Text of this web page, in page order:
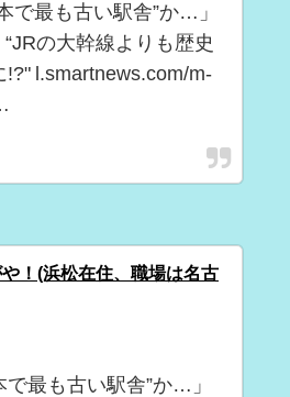
で最も古い駅舎”か…」
の大幹線よりも歴史
!?" l.smartnews.com/m-
！(浜松在住、職場は名古
で最も古い駅舎”か…」